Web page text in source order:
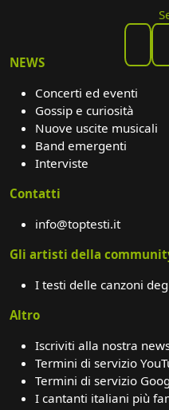
NEWS
Concerti ed eventi
Gossip e curiosità
Nuove uscite musicali
Band emergenti
Interviste
Contatti
info@toptesti.it
Gli artisti della
I testi delle canzoni
Altro
Iscriviti alla nostra
Termini di servizio
Termini di servizio
I cantanti italiani più